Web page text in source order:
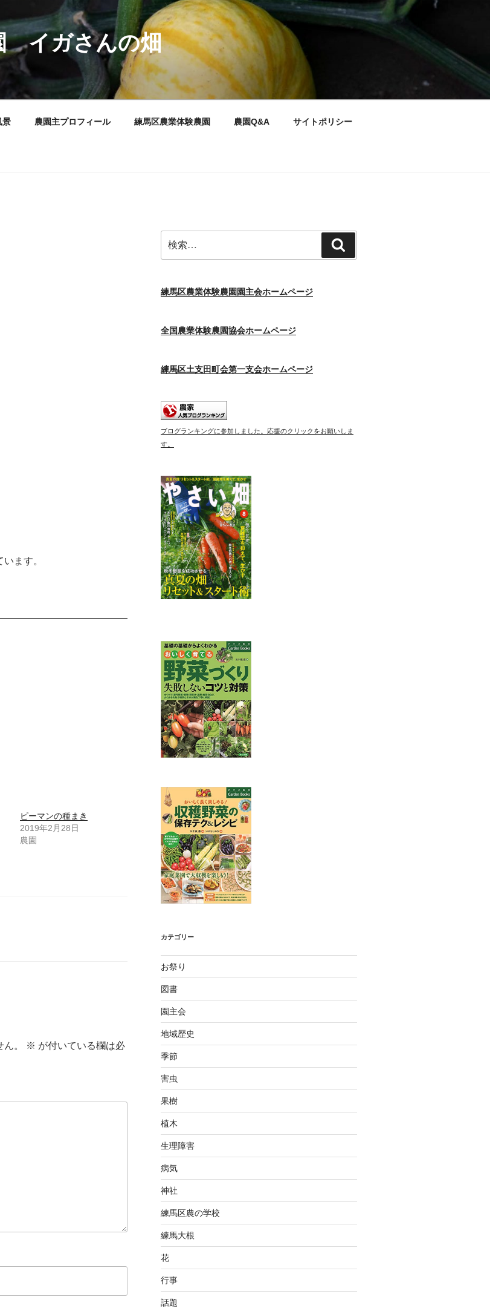
イガさんの畑
景 農園主プロフィール 練馬区農業体験農園 農園Q&A サイトポリシー
ます。
ピーマンの種まき
2019年2月28日
農園
。 ※ が付いている欄は必
索:
索
練馬区農業体験農園園主会ホームページ
全国農業体験農園協会ホームページ
練馬区土支田町会第一支会ホームページ
ブログランキングに参加しました。応援のクリックをお願いしま
す。
カテゴリー
お祭り
図書
園主会
地域歴史
季節
害虫
果樹
植木
生理障害
病気
神社
練馬区農の学校
練馬大根
花
行事
話題